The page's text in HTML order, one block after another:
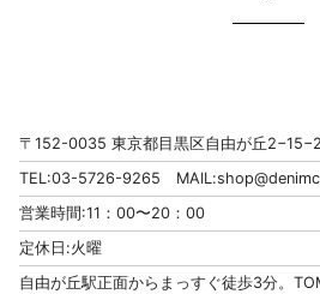
〒152-0035 東京都目黒区自由が丘
TEL:03-5726-9265 MAIL:
営業時間:11：00〜20：00
定休日:火曜
自由が丘駅正面からまっすぐ徒歩3分。